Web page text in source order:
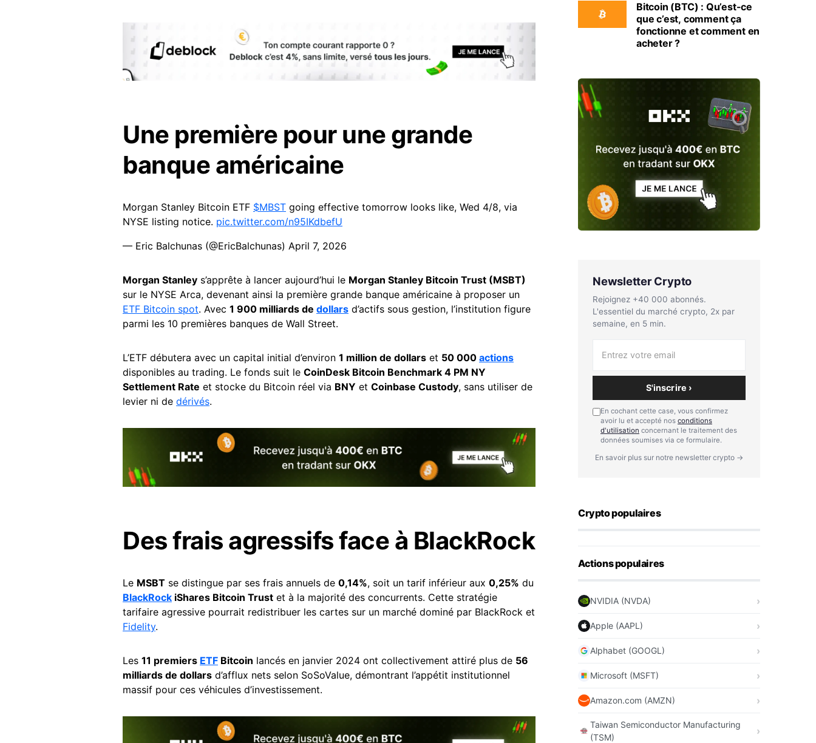
Une première pour une grande
banque américaine
Morgan Stanley Bitcoin ETF $MBST going effective tomorrow looks like, Wed 4/8, via
NYSE listing notice. pic.twitter.com/n95IKdbefU
— Eric Balchunas (@EricBalchunas) April 7, 2026
Morgan Stanley s’apprête à lancer aujourd’hui le Morgan Stanley Bitcoin Trust (MSBT)
sur le NYSE Arca, devenant ainsi la première grande banque américaine à proposer un
ETF Bitcoin spot. Avec 1 900 milliards de dollars d’actifs sous gestion, l’institution figure
parmi les 10 premières banques de Wall Street.
L’ETF débutera avec un capital initial d’environ 1 million de dollars et 50 000 actions
disponibles au trading. Le fonds suit le CoinDesk Bitcoin Benchmark 4 PM NY
Settlement Rate et stocke du Bitcoin réel via BNY et Coinbase Custody, sans utiliser de
levier ni de dérivés.
Des frais agressifs face à BlackRock
Le MSBT se distingue par ses frais annuels de 0,14%, soit un tarif inférieur aux 0,25% du
BlackRock iShares Bitcoin Trust et à la majorité des concurrents. Cette stratégie
tarifaire agressive pourrait redistribuer les cartes sur un marché dominé par BlackRock et
Fidelity.
Les 11 premiers ETF Bitcoin lancés en janvier 2024 ont collectivement attiré plus de 56
milliards de dollars d’afflux nets selon SoSoValue, démontrant l’appétit institutionnel
massif pour ces véhicules d’investissement.
Bitcoin (BTC) : Qu’est-ce
que c’est, comment ça
fonctionne et comment en
acheter ?
Newsletter Crypto
Rejoignez +40 000 abonnés.
L'essentiel du marché crypto, 2x par
semaine, en 5 min.
S'inscrire ›
En cochant cette case, vous confirmez
avoir lu et accepté nos conditions
d'utilisation concernant le traitement des
données soumises via ce formulaire.
En savoir plus sur notre newsletter crypto →
Crypto populaires
Actions populaires
NVIDIA (NVDA)
Apple (AAPL)
Alphabet (GOOGL)
Microsoft (MSFT)
Amazon.com (AMZN)
Taiwan Semiconductor Manufacturing
(TSM)